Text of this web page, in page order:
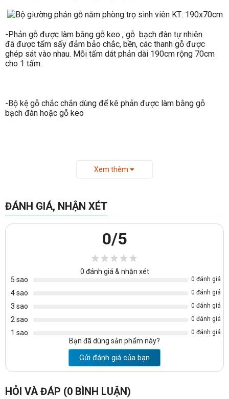
-Phản gỗ được làm bằng gỗ keo , gỗ bạch đàn tự nhiên
đã được tẩm sấy đảm bảo chắc, bền, các thanh gỗ được
ghép sát vào nhau. Mỗi tấm dát phản dài 190cm rộng 70cm
cho 1 tấm.
-Bộ kệ gỗ chắc chắn dùng để kê phản được làm bằng gỗ
bạch đàn hoặc gỗ keo
Xem thêm
ĐÁNH GIÁ, NHẬN XÉT
0/5
0 đánh giá & nhận xét
5 sao
0 đánh giá
4 sao 0 đánh giá
3 sao 0 đánh giá
2 sao 0 đánh giá
1 sao 0 đánh giá
Bạn đã dùng sản phẩm này?
Gửi đánh giá của bạn
HỎI VÀ ĐÁP (0 BÌNH LUẬN)